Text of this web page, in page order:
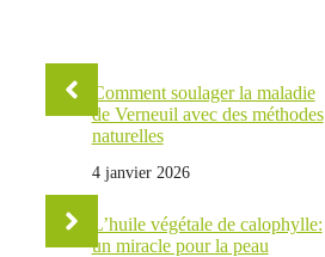
Comment soulager la maladie
de Verneuil avec des méthodes
naturelles
4 janvier 2026
L’huile végétale de calophylle:
un miracle pour la peau